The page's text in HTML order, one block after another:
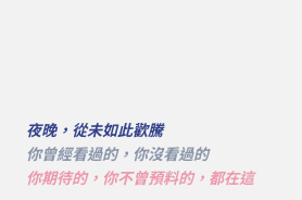
夜晚，從未如此歡騰
你曾經看過的，你沒看過的
你期待的，你不曾預料的，都在這